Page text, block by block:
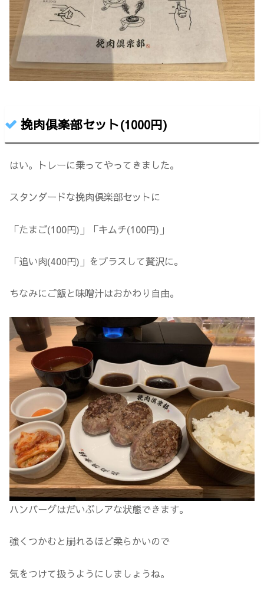
挽肉倶楽部セット(1000円)
はい。トレーに乗ってやってきました。
スタンダードな挽肉倶楽部セットに
「たまご(100円)」「キムチ(100円)」
「追い肉(400円)」をプラスして贅沢に。
ちなみにご飯と味噌汁はおかわり自由。
ハンバーグはだいぶレアな状態できます。
強くつかむと崩れるほど柔らかいので
気をつけて扱うようにしましょうね。